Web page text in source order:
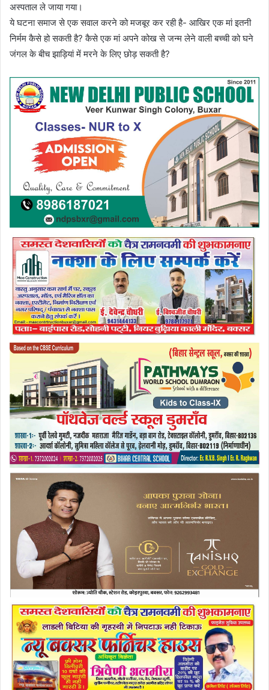
अस्पताल ले जाया गया।
ये घटना समाज से एक सवाल करने को मजबूर कर रही है- आखिर एक मां इतनी
निर्मम कैसे हो सकती है? कैसे एक मां अपने कोख से जन्म लेने वाली बच्ची को घने
जंगल के बीच झाड़ियां में मरने के लिए छोड़ सकती है?